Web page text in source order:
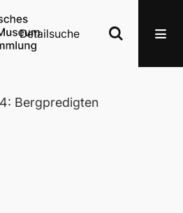
Detailsuche
Bergpredigten